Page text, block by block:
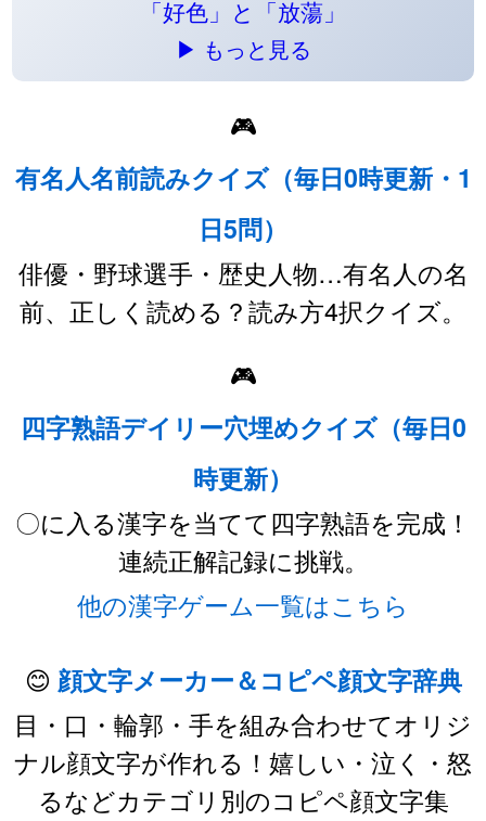
「好色」と「放蕩」
▶ もっと見る
🎮
有名人名前読みクイズ（毎日0時更新・1
日5問）
俳優・野球選手・歴史人物…有名人の名
前、正しく読める？読み方4択クイズ。
🎮
四字熟語デイリー穴埋めクイズ（毎日0
時更新）
〇に入る漢字を当てて四字熟語を完成！
連続正解記録に挑戦。
他の漢字ゲーム一覧はこちら
😊 顔文字メーカー＆コピペ顔文字辞典
目・口・輪郭・手を組み合わせてオリジ
ナル顔文字が作れる！嬉しい・泣く・怒
るなどカテゴリ別のコピペ顔文字集